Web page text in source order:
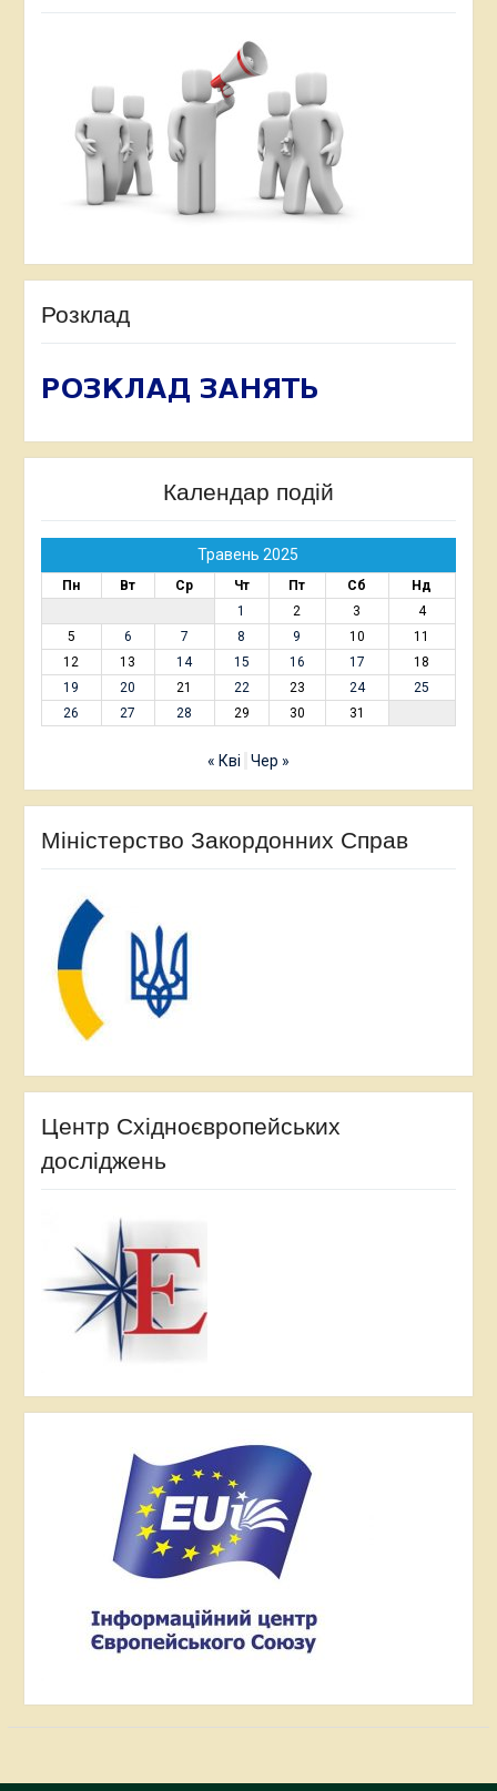
Розклад
Календар подій
Травень 2025
Пн Вт Ср Чт Пт Сб
Нд
1
2 3
4
5
6 7 8 9 10
11
12
13 14 15 16 17
18
19
20 21 22 23 24
25
26
27 28 29 30 31
« Кві Чер »
Міністерство Закордонних Справ
Центр Східноєвропейських
досліджень